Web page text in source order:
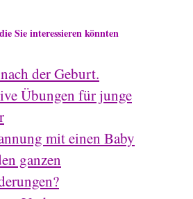
Sie interessieren könnten
der Geburt.
Übungen für junge
mit einen Baby
ganzen